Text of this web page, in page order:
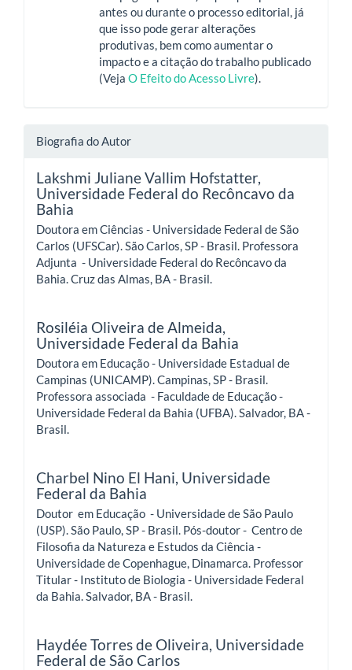
antes ou durante o processo editorial, já
que isso pode gerar alterações
produtivas, bem como aumentar o
impacto e a citação do trabalho publicado
(Veja O Efeito do Acesso Livre).
Biografia do Autor
Lakshmi Juliane Vallim Hofstatter,
Universidade Federal do Recôncavo da
Bahia
Doutora em Ciências - Universidade Federal de São
Carlos (UFSCar). São Carlos, SP - Brasil. Professora
Adjunta - Universidade Federal do Recôncavo da
Bahia. Cruz das Almas, BA - Brasil.
Rosiléia Oliveira de Almeida,
Universidade Federal da Bahia
Doutora em Educação - Universidade Estadual de
Campinas (UNICAMP). Campinas, SP - Brasil.
Professora associada - Faculdade de Educação -
Universidade Federal da Bahia (UFBA). Salvador, BA -
Brasil.
Charbel Nino El Hani, Universidade
Federal da Bahia
Doutor em Educação - Universidade de São Paulo
(USP). São Paulo, SP - Brasil. Pós-doutor - Centro de
Filosofia da Natureza e Estudos da Ciência -
Universidade de Copenhague, Dinamarca. Professor
Titular - Instituto de Biologia - Universidade Federal
da Bahia. Salvador, BA - Brasil.
Haydée Torres de Oliveira, Universidade
Federal de São Carlos